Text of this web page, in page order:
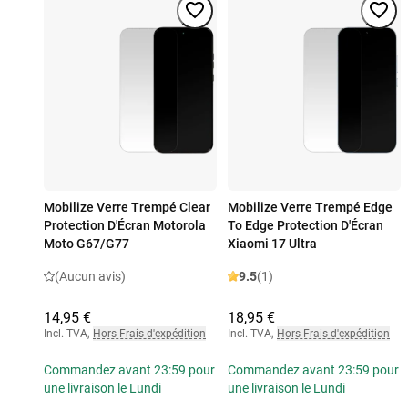
Mobilize Verre Trempé Clear
Protection D'Écran Motorola
Moto G67/G77
(Aucun avis)
14,95 €
Incl. TVA, Hors Frais d'expédition
Commandez avant 23:59 pour
une livraison le Lundi
Mobilize Verre Trempé Edge
To Edge Protection D'Écran
Xiaomi 17 Ultra
9.5(1)
18,95 €
Incl. TVA, Hors Frais d'expédition
Commandez avant 23:59 pour
une livraison le Lundi